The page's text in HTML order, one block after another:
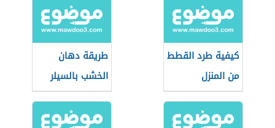
كيفية طرد القطط
من المنزل
طريقة دهان
الخشب بالسيلر